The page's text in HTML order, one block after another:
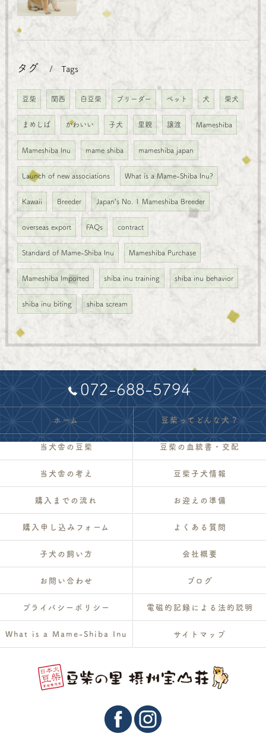
タグ Tags
豆柴 関西 白豆柴 ブリーダー ペット 犬 柴犬
まめしば かわいい 子犬 里親 譲渡 Mameshiba
Mameshiba Inu mame shiba mameshiba japan
Launch of new associations What is a Mame-Shiba Inu?
Kawaii Breeder Japan's No. 1 Mameshiba Breeder
overseas export FAQs contract
Standard of Mame-Shiba Inu Mameshiba Purchase
Mameshiba Imported shiba inu training shiba inu behavior
shiba inu biting shiba scream
072-688-5794
ホーム 豆柴ってどんな犬？
当犬舎の豆柴 豆柴の血統書・交配
当犬舎の考え 豆柴子犬情報
購入までの流れ お迎えの準備
購入申し込みフォーム よくある質問
子犬の飼い方 会社概要
お問い合わせ ブログ
プライバシーポリシー 電磁的記録による法的説明
What is a Mame-Shiba Inu サイトマップ